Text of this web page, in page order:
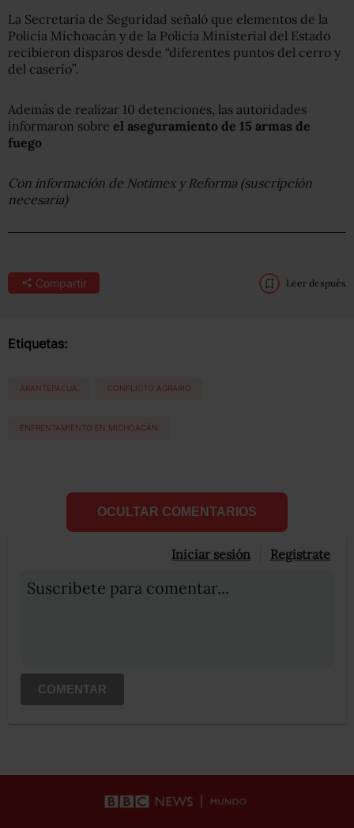
La Secretaría de Seguridad señaló que elementos de la
Policía Michoacán y de la Policía Ministerial del Estado
recibieron disparos desde “diferentes puntos del cerro y
del caserío”.
Además de realizar 10 detenciones, las autoridades
informaron sobre el aseguramiento de 15 armas de
fuego
Con información de Notimex y Reforma (suscripción
necesaria)
Compartir Leer después
Etiquetas:
ARANTEPACUA CONFLICTO AGRARIO
ENFRENTAMIENTO EN MICHOACÁN
OCULTAR COMENTARIOS
Iniciar sesión Registrate
Suscribete para comentar...
COMENTAR